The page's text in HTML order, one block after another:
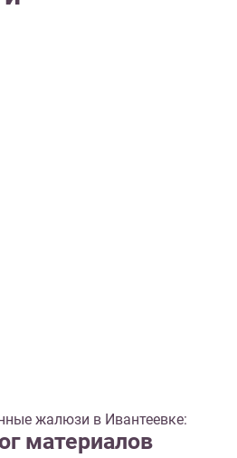
жалюзи в Ивантеевке:
материалов